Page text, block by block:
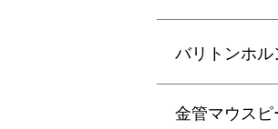
バリトンホル
金管マウスピ